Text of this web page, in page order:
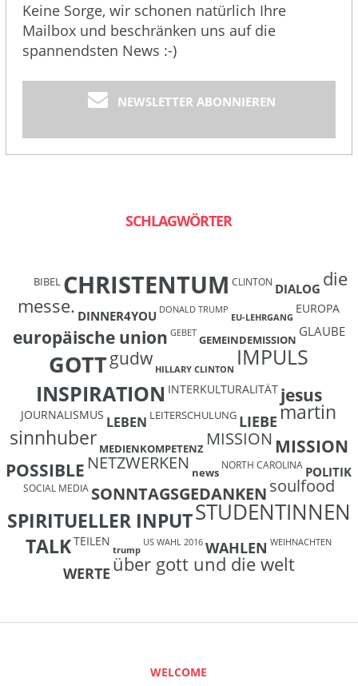
Keine Sorge, wir schonen natürlich Ihre
Mailbox und beschränken uns auf die
spannendsten News :-)
NEWSLETTER ABONNIEREN
SCHLAGWÖRTER
BIBEL CHRISTENTUM CLINTON DIALOG die
messe. DINNER4YOU DONALD TRUMP
EU-LEHRGANG
EUROPA
europäische union GEBET GEMEINDEMISSION
GLAUBE
GOTTgudw HILLARY CLINTON IMPULS
INSPIRATION INTERKULTURALITÄT jesus
JOURNALISMUS LEBEN LEITERSCHULUNG LIEBEmartin
sinnhuber MEDIENKOMPETENZ MISSION MISSION
POSSIBLE NETZWERKEN news
NORTH CAROLINA POLITIK
SOCIAL MEDIA SONNTAGSGEDANKENsoulfood
SPIRITUELLER INPUTSTUDENTINNEN
TALKTEILEN
trump
US WAHL 2016 WAHLEN WEIHNACHTEN
WERTE über gott und die welt
WELCOME